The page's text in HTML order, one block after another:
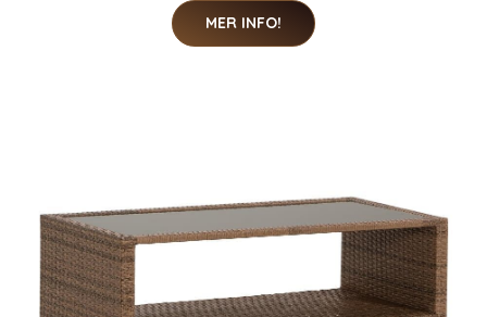
MER INFO!